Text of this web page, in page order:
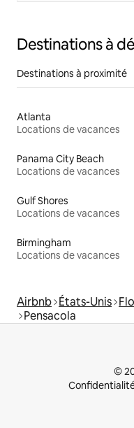
Destinations à
Destinations à proximité
Atlanta
Locations de vacances
Panama City Beach
Locations de vacances
Gulf Shores
Locations de vacances
Birmingham
Locations de vacances
Airbnb États-Unis
Pensacola
©